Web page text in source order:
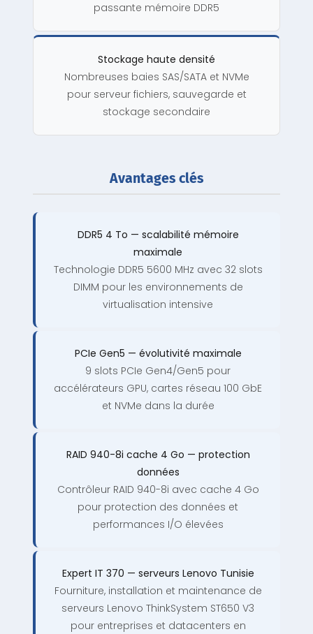
passante mémoire DDR5
Stockage haute densité
Nombreuses baies SAS/SATA et NVMe
pour serveur fichiers, sauvegarde et
stockage secondaire
Avantages clés
DDR5 4 To — scalabilité mémoire
maximale
Technologie DDR5 5600 MHz avec 32 slots
DIMM pour les environnements de
virtualisation intensive
PCIe Gen5 — évolutivité maximale
9 slots PCIe Gen4/Gen5 pour
accélérateurs GPU, cartes réseau 100 GbE
et NVMe dans la durée
RAID 940-8i cache 4 Go — protection
données
Contrôleur RAID 940-8i avec cache 4 Go
pour protection des données et
performances I/O élevées
Expert IT 370 — serveurs Lenovo Tunisie
Fourniture, installation et maintenance de
serveurs Lenovo ThinkSystem ST650 V3
pour entreprises et datacenters en